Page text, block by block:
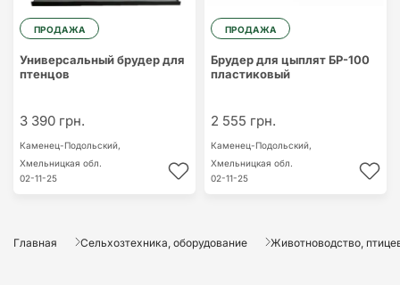
ПРОДАЖА
Универсальный брудер для
птенцов
3 390 грн.
Каменец-Подольский,
Хмельницкая обл.
02-11-25
ПРОДАЖА
Брудер для цыплят БР-100
пластиковый
2 555 грн.
Каменец-Подольский,
Хмельницкая обл.
02-11-25
Главная Сельхозтехника, оборудование Животноводство,